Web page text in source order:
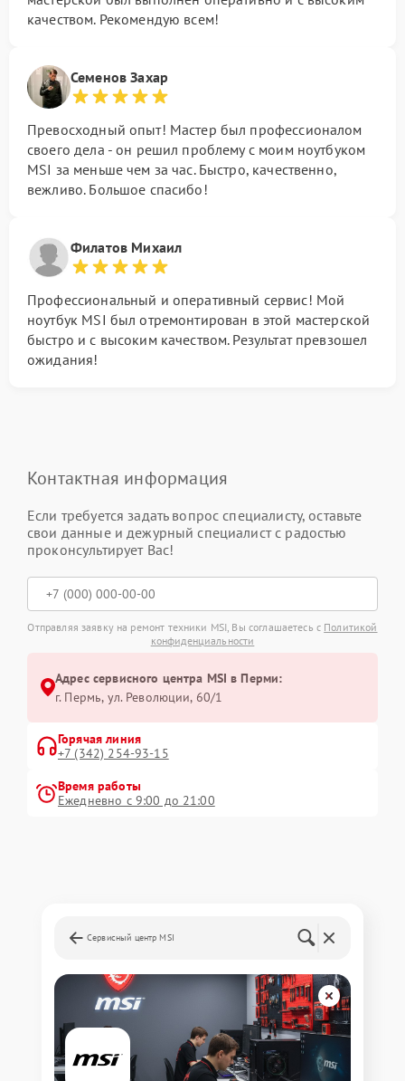
качеством. Рекомендую всем!
Семенов Захар
Превосходный опыт! Мастер был профессионалом
своего дела - он решил проблему с моим ноутбуком
MSI за меньше чем за час. Быстро, качественно,
вежливо. Большое спасибо!
Филатов Михаил
Профессиональный и оперативный сервис! Мой
ноутбук MSI был отремонтирован в этой мастерской
быстро и с высоким качеством. Результат превзошел
ожидания!
Контактная информация
Если требуется задать вопрос специалисту, оставьте
свои данные и дежурный специалист с радостью
проконсультирует Вас!
Отправляя заявку на ремонт техники MSI, Вы соглашаетесь с Политикой
конфиденциальности
Адрес сервисного центра MSI в Перми:
г. Пермь, ул. ​Революции, 60/1
Горячая линия
+7 (342) 254-93-15
Время работы
Ежедневно с 9:00 до 21:00
Сервисный центр MSI